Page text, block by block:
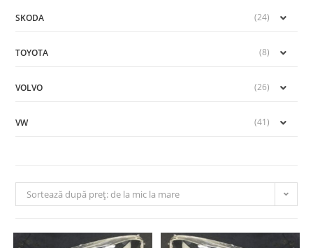
SKODA (24)
TOYOTA (8)
VOLVO (26)
VW (41)
Sortează după preț: de la mic la mare